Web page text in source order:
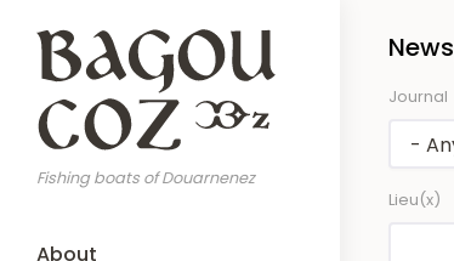
main
content
Fishing boats of Douarnenez
MainAbout
Journal
Lieu(x)